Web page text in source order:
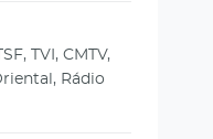
TVI, CMTV,
Rádio